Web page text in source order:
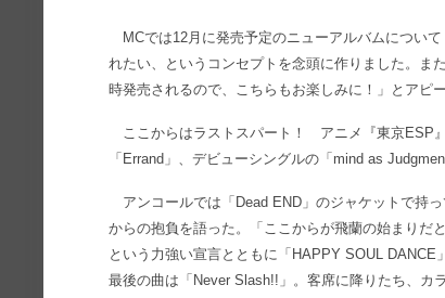
MCでは12月に発売予定のニューアルバムについ
れたい、というコンセプトを念頭に作りました。ま
時発売されるので、こちらもお楽しみに！」とアピー
ここからはラストスパート！ アニメ『東京ESP
「Errand」、デビューシングルの「mind as
アンコールでは「Dead END」のジャケットで持
からの抱負を語った。「ここからが飛蘭の始まりだ
という力強い宣言とともに「HAPPY SOUL DANCE
最後の曲は「Never Slash!!」。客席に降りたち、カ